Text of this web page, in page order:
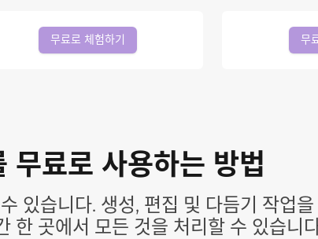
무료로 체험하기 무
료로 사용하는 방법
습니다. 생성, 편집 및 다듬기 작업을
한 곳에서 모든 것을 처리할 수 있습니